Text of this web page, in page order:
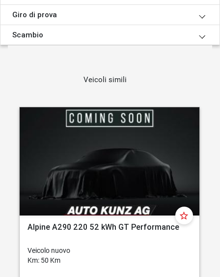
Giro di prova
Scambio
Veicoli simili
star_border
Alpine A290 220 52 kWh GT Performance
Veicolo nuovo
Km: 50 Km